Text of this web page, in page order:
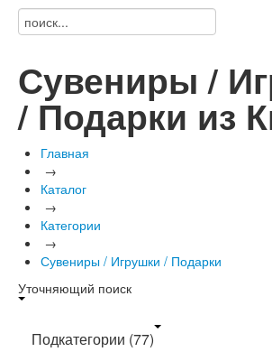
Сувениры /
/ Подарки из
Главная
→
Каталог
→
Категории
→
Сувениры / Игрушки / Подарки
Уточняющий поиск
Подкатегории (77)